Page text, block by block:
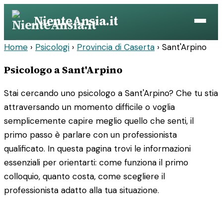
Vai
contenuto
NienteAnsia.it
Home › Psicologi › Provincia di Caserta › Sant'Arpino
Psicologo a Sant'Arpino
Stai cercando uno psicologo a Sant'Arpino? Che tu stia
attraversando un momento difficile o voglia
semplicemente capire meglio quello che senti, il
primo passo è parlare con un professionista
qualificato. In questa pagina trovi le informazioni
essenziali per orientarti: come funziona il primo
colloquio, quanto costa, come scegliere il
professionista adatto alla tua situazione.